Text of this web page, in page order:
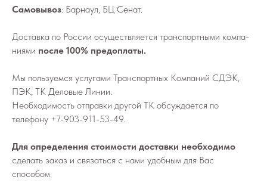
Самовывоз: Барнаул, БЦ Сенат.
До­став­ка по России осу­ществ­ля­ет­ся транс­порт­ны­ми ком­па­
ни­я­ми после 100% предоплаты.
Мы поль­зу­ем­ся услу­га­ми Транс­порт­ных Ком­па­ний СДЭК,
ПЭК, ТК Деловые Линии.
Не­об­хо­ди­мо­сть от­прав­ки дру­гой ТК об­суж­да­ет­ся по
телефону +7-903-911-53-49.
Для определения стоимости доставки необходимо
сделать заказ и связаться с нами удобным для Вас
способом.